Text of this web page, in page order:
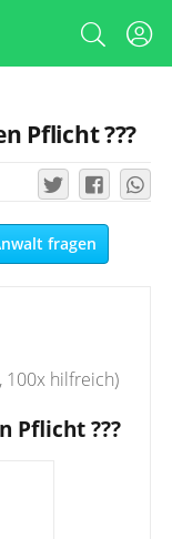
Pflicht ???
fragen
100x hilfreich)
Pflicht ???